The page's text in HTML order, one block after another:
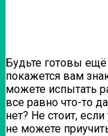
Будьте готовы
покажется вам
можете испытать
все равно что-то
нет? Не стоит,
не можете